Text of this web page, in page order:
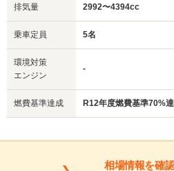
排気量 2992〜4394cc
乗車定員 5名
環境対策
エンジン
-
燃費基準達成 R12年度燃費基準70%
相場情報を確